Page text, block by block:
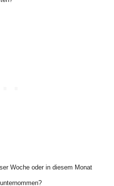
Woche oder in diesem Monat